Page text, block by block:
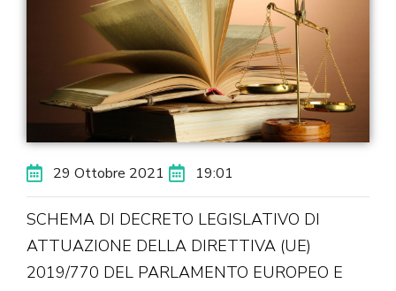
29 Ottobre 2021 19:01
SCHEMA DI DECRETO LEGISLATIVO DI
ATTUAZIONE DELLA DIRETTIVA (UE)
2019/770 DEL PARLAMENTO EUROPEO E